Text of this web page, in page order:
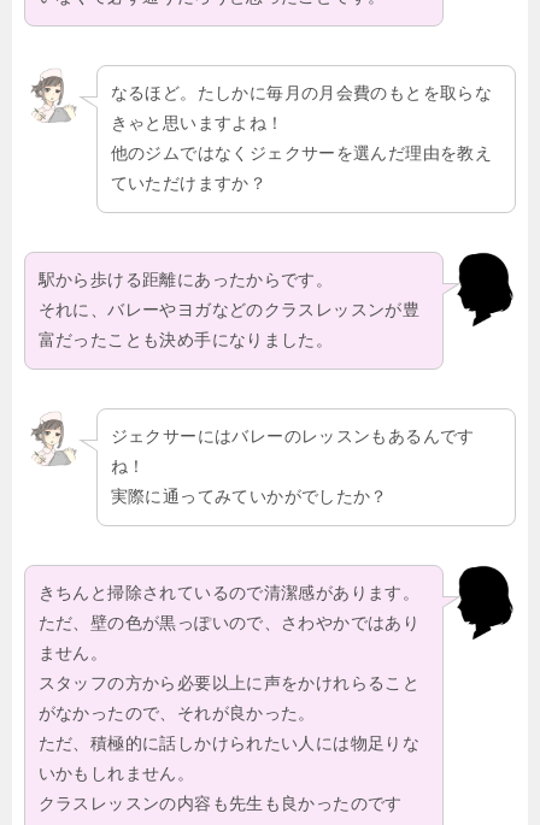
なるほど。たしかに毎月の月会費のもとを取らな
きゃと思いますよね！
他のジムではなくジェクサーを選んだ理由を教え
ていただけますか？
駅から歩ける距離にあったからです。
それに、バレーやヨガなどのクラスレッスンが豊
富だったことも決め手になりました。
ジェクサーにはバレーのレッスンもあるんです
ね！
実際に通ってみていかがでしたか？
きちんと掃除されているので清潔感があります。
ただ、壁の色が黒っぽいので、さわやかではあり
ません。
スタッフの方から必要以上に声をかけれらること
がなかったので、それが良かった。
ただ、積極的に話しかけられたい人には物足りな
いかもしれません。
クラスレッスンの内容も先生も良かったのです